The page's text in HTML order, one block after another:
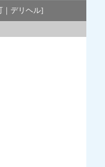
デリヘル]